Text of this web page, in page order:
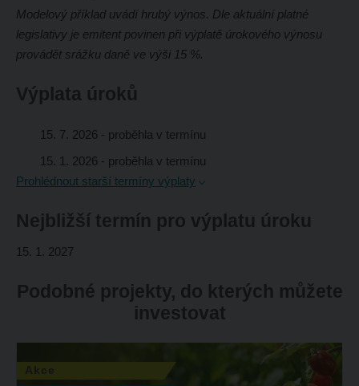
Modelový příklad uvádí hrubý výnos. Dle aktuální platné
legislativy je emitent povinen při výplatě úrokového výnosu
provádět srážku daně ve výši 15 %.
Výplata úroků
15. 7. 2026 - proběhla v termínu
15. 1. 2026 - proběhla v termínu
Prohlédnout starší termíny výplaty
Nejbližší termín pro výplatu úroku
15. 1. 2027
Podobné projekty, do kterých můžete
investovat